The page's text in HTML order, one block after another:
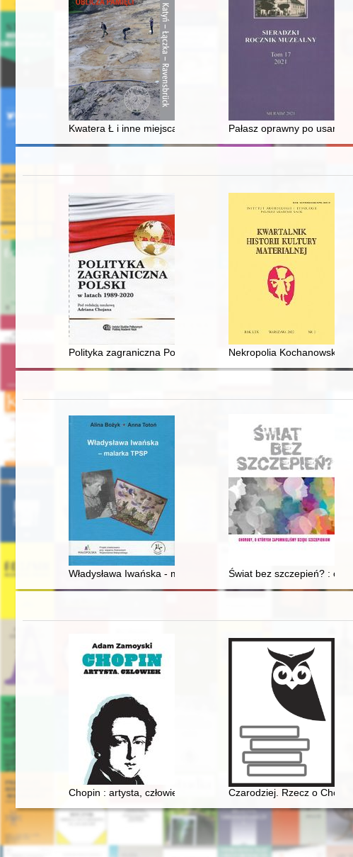
Kwatera Ł i inne miejsca poszukiwań : wystąpienie
Pałasz oprawny po
Polityka zagraniczna Polski w latach 1989-2020
Nekropolia
Władysława Iwańska - malarka TPSPŚwiat bez szczepień? :
Chopin : artysta, człowiek Czarodziej. Rzecz o